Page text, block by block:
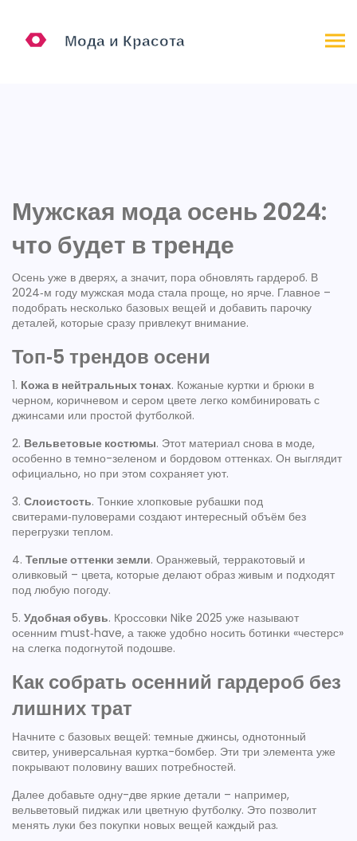
Мужская мода осень 2024:
что будет в тренде
Осень уже в дверях, а значит, пора обновлять гардероб. В
2024‑м году мужская мода стала проще, но ярче. Главное –
подобрать несколько базовых вещей и добавить парочку
деталей, которые сразу привлекут внимание.
Топ‑5 трендов осени
1. Кожа в нейтральных тонах. Кожаные куртки и брюки в
черном, коричневом и сером цвете легко комбинировать с
джинсами или простой футболкой.
2. Вельветовые костюмы. Этот материал снова в моде,
особенно в темно-зеленом и бордовом оттенках. Он выглядит
официально, но при этом сохраняет уют.
3. Слоистость. Тонкие хлопковые рубашки под
свитерами‑пуловерами создают интересный объём без
перегрузки теплом.
4. Теплые оттенки земли. Оранжевый, терракотовый и
оливковый – цвета, которые делают образ живым и подходят
под любую погоду.
5. Удобная обувь. Кроссовки Nike 2025 уже называют
осенним must‑have, а также удобно носить ботинки «честерс»
на слегка подогнутой подошве.
Как собрать осенний гардероб без
лишних трат
Начните с базовых вещей: темные джинсы, однотонный
свитер, универсальная куртка-бомбер. Эти три элемента уже
покрывают половину ваших потребностей.
Далее добавьте одну-две яркие детали – например,
вельветовый пиджак или цветную футболку. Это позволит
менять луки без покупки новых вещей каждый раз.